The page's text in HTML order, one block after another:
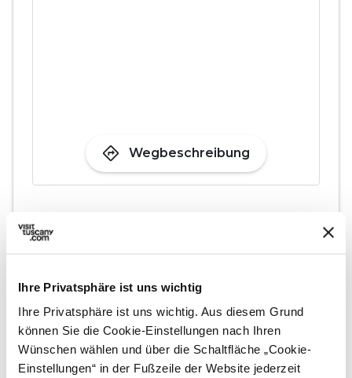
Ihre Privatsphäre ist uns wichtig
Ihre Privatsphäre ist uns wichtig. Aus diesem Grund
können Sie die Cookie-Einstellungen nach Ihren
Wünschen wählen und über die Schaltfläche „Cookie-
Einstellungen“ in der Fußzeile der Website jederzeit
directions Wegbeschreibung
home
Via Porta Giustizia, 39, 53100 Siena SI,
Italia
language Webseite
http://www.ortodepecci.it/webnew/ open_in_new